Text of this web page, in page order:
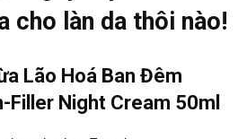
cho làn da thôi nào!
Lão Hoá Ban Đêm
Filler Night Cream 50ml